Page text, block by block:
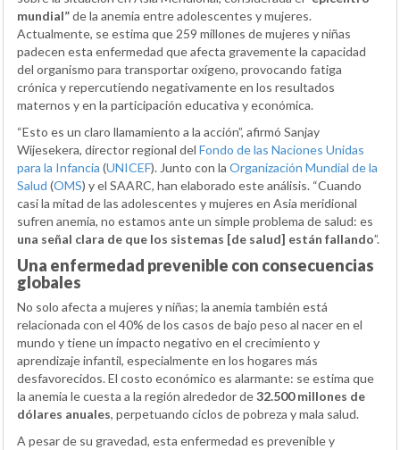
mundial”de la anemia entre adolescentes y mujeres.
Actualmente, se estima que 259 millones de mujeres y niñas
padecen esta enfermedad que afecta gravemente la capacidad
del organismo para transportar oxígeno, provocando fatiga
crónica y repercutiendo negativamente en los resultados
maternos y en la participación educativa y económica.
“Esto es un claro llamamiento a la acción”, afirmó Sanjay
Wijesekera, director regional del Fondo de las Naciones Unidas
para la Infancia (UNICEF). Junto con la Organización Mundial de la
Salud (OMS) y el SAARC, han elaborado este análisis. “Cuando
casi la mitad de las adolescentes y mujeres en Asia meridional
sufren anemia, no estamos ante un simple problema de salud: es
una señal clara de que los sistemas [de salud] están fallando”.
Una enfermedad prevenible con consecuencias
globales
No solo afecta a mujeres y niñas; la anemia también está
relacionada con el 40% de los casos de bajo peso al nacer en el
mundo y tiene un impacto negativo en el crecimiento y
aprendizaje infantil, especialmente en los hogares más
desfavorecidos. El costo económico es alarmante: se estima que
la anemia le cuesta a la región alrededor de32.500 millones de
dólares anuales, perpetuando ciclos de pobreza y mala salud.
A pesar de su gravedad, esta enfermedad es prevenible y